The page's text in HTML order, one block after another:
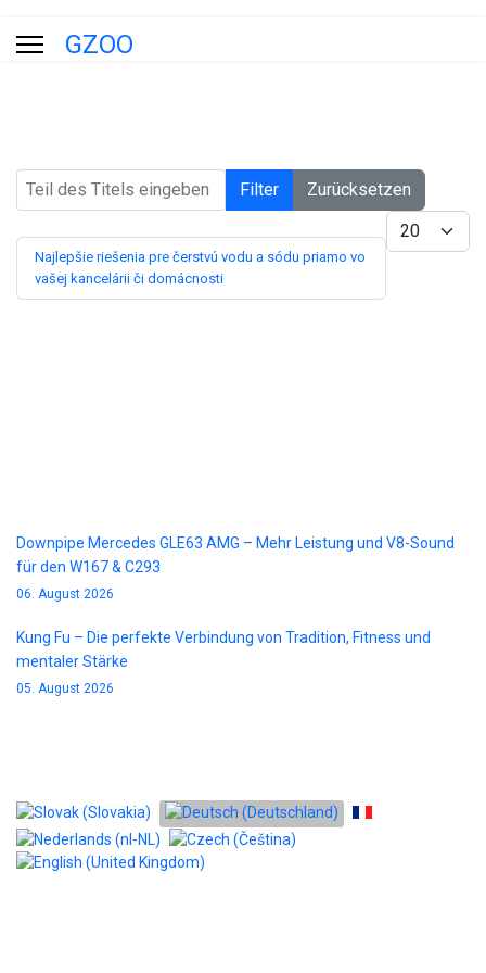
GZOO
Teil des Titels eingeben
Filter Zurücksetzen
Anzeige #
Najlepšie riešenia pre čerstvú vodu a sódu priamo vo
vašej kancelárii či domácnosti
Downpipe Mercedes GLE63 AMG – Mehr Leistung und V8-Sound
für den W167 & C293
06. August 2026
Kung Fu – Die perfekte Verbindung von Tradition, Fitness und
mentaler Stärke
05. August 2026